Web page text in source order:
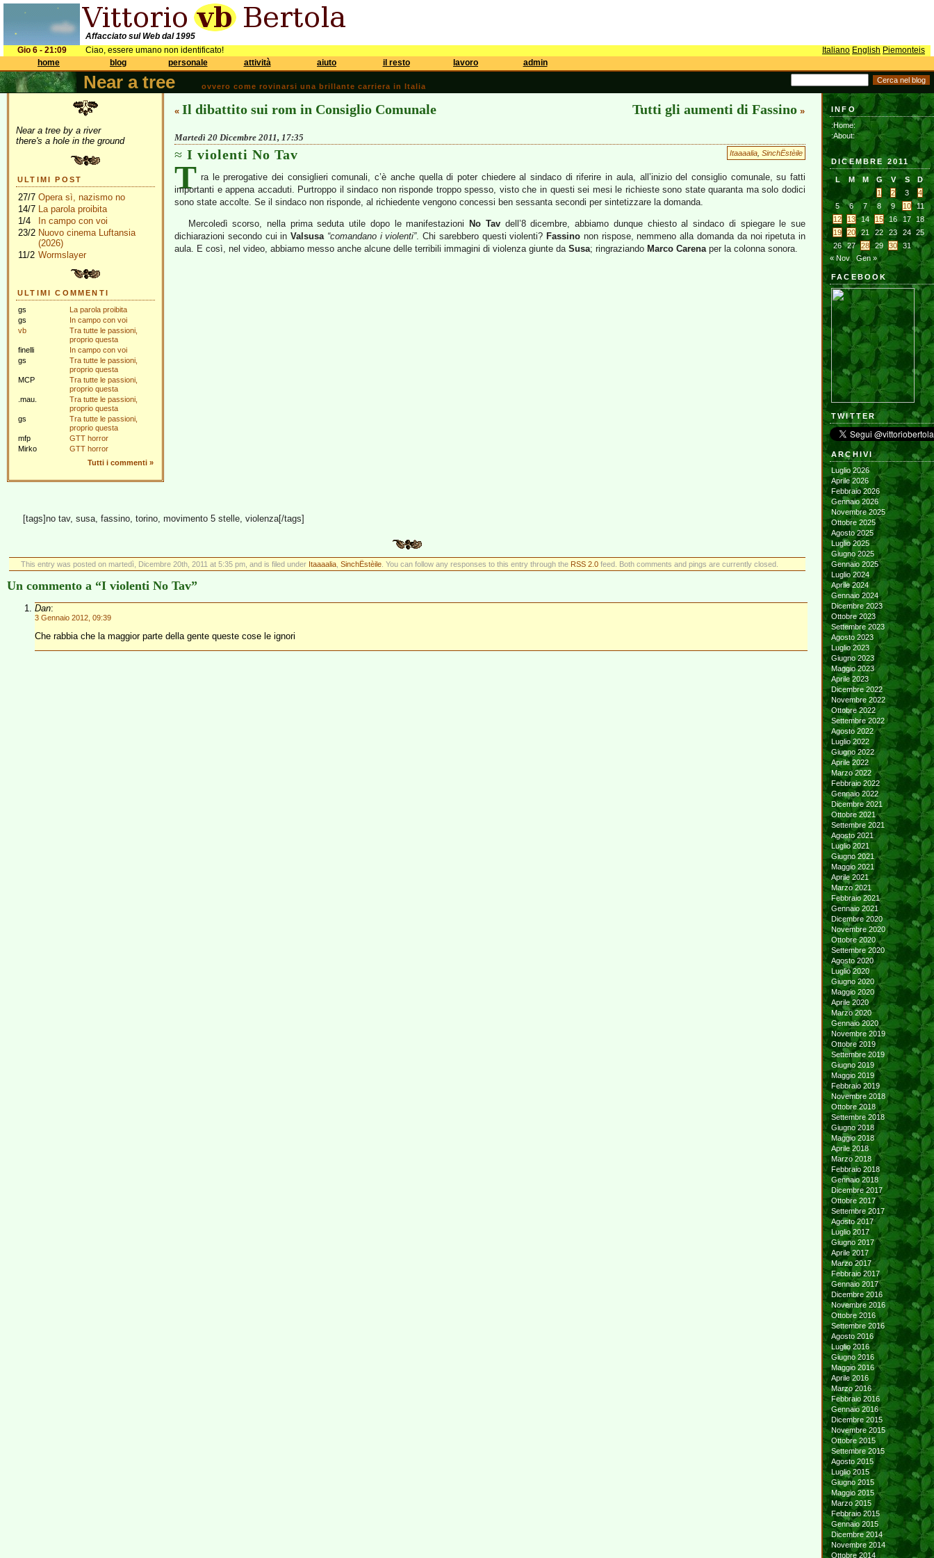
Affacciato sul Web dal 1995
Gio 6 - 21:09
Ciao, essere umano non identificato! Italiano English Piemonteis
home
blog personale attività aiuto il resto lavoro admin
Near a tree ovvero come rovinarsi una brillante carriera in Italia
Near a tree by a river
there's a hole in the ground
ULTIMI POST
27/7 Opera sì, nazismo no
14/7 La parola proibita
1/4
In campo con voi
23/2 Nuovo cinema Luftansia
(2026)
11/2 Wormslayer
ULTIMI COMMENTI
gs
La parola proibita
gs
In campo con voi
vb
Tra tutte le passioni,
proprio questa
finelli
In campo con voi
gs
Tra tutte le passioni,
proprio questa
MCP
Tra tutte le passioni,
proprio questa
.mau.
Tra tutte le passioni,
proprio questa
gs
Tra tutte le passioni,
proprio questa
mfp
GTT horror
Mirko
GTT horror
Tutti i commenti »
« Il dibattito sui rom in Consiglio Comunale Tutti gli aumenti di Fassino »
Martedì 20 Dicembre 2011, 17:35
Itaaaalia SinchËstèile
I violenti No Tav
T ra le prerogative dei consiglieri comunali, c’è anche quella di poter chiedere al sindaco di riferire in aula, all’inizio del consiglio comunale, su fatti
importanti e appena accaduti. Purtroppo il sindaco non risponde troppo spesso, visto che in questi sei mesi le richieste sono state quaranta ma solo dodici
sono state accolte. Se il sindaco non risponde, al richiedente vengono concessi ben sessanta secondi per sintetizzare la domanda.
Mercoledì scorso, nella prima seduta utile dopo le manifestazioni No Tavdell’8 dicembre, abbiamo dunque chiesto al sindaco di spiegare le sue
dichiarazioni secondo cui inValsusa “comandano i violenti”. Chi sarebbero questi violenti? Fassino non rispose, nemmeno alla domanda da noi ripetuta in
aula. E così, nel video, abbiamo messo anche alcune delle terribili immagini di violenza giunte da Susa; ringraziando Marco Carenaper la colonna sonora.
[tags]no tav, susa, fassino, torino, movimento 5 stelle, violenza[/tags]
This entry was posted on martedì, Dicembre 20th, 2011 at 5:35 pm, and is filed under Itaaaalia, SinchËstèile. You can follow any responses to this entry through the RSS 2.0feed. Both comments and pings are currently closed.
Un commento a “I violenti No Tav”
Dan:
3 Gennaio 2012, 09:39
Che rabbia che la maggior parte della gente queste cose le ignori
INFO
:Home:
:About:
DICEMBRE 2011
L M M G V S
D
1
2 3
4
5
6 7 8 9 10
11
12
13 14 15 16 17
18
19
20 21 22 23 24 25
26
27 28 29 30
31
« Nov
Gen »
FACEBOOK
TWITTER
ARCHIVI
Luglio 2026
Aprile 2026
Febbraio 2026
Gennaio 2026
Novembre 2025
Ottobre 2025
Agosto 2025
Luglio 2025
Giugno 2025
Gennaio 2025
Luglio 2024
Aprile 2024
Gennaio 2024
Dicembre 2023
Ottobre 2023
Settembre 2023
Agosto 2023
Luglio 2023
Giugno 2023
Maggio 2023
Aprile 2023
Dicembre 2022
Novembre 2022
Ottobre 2022
Settembre 2022
Agosto 2022
Luglio 2022
Giugno 2022
Aprile 2022
Marzo 2022
Febbraio 2022
Gennaio 2022
Dicembre 2021
Ottobre 2021
Settembre 2021
Agosto 2021
Luglio 2021
Giugno 2021
Maggio 2021
Aprile 2021
Marzo 2021
Febbraio 2021
Gennaio 2021
Dicembre 2020
Novembre 2020
Ottobre 2020
Settembre 2020
Agosto 2020
Luglio 2020
Giugno 2020
Maggio 2020
Aprile 2020
Marzo 2020
Gennaio 2020
Novembre 2019
Ottobre 2019
Settembre 2019
Giugno 2019
Maggio 2019
Febbraio 2019
Novembre 2018
Ottobre 2018
Settembre 2018
Giugno 2018
Maggio 2018
Aprile 2018
Marzo 2018
Febbraio 2018
Gennaio 2018
Dicembre 2017
Ottobre 2017
Settembre 2017
Agosto 2017
Luglio 2017
Giugno 2017
Aprile 2017
Marzo 2017
Febbraio 2017
Gennaio 2017
Dicembre 2016
Novembre 2016
Ottobre 2016
Settembre 2016
Agosto 2016
Luglio 2016
Giugno 2016
Maggio 2016
Aprile 2016
Marzo 2016
Febbraio 2016
Gennaio 2016
Dicembre 2015
Novembre 2015
Ottobre 2015
Settembre 2015
Agosto 2015
Luglio 2015
Giugno 2015
Maggio 2015
Marzo 2015
Febbraio 2015
Gennaio 2015
Dicembre 2014
Novembre 2014
Ottobre 2014